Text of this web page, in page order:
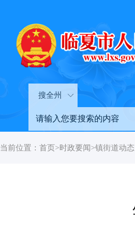
搜全州
当前位置： 首页>时政要闻 >镇街道动态